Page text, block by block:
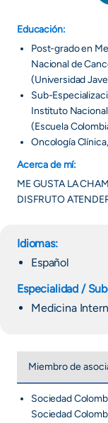
Educación:
Post-grado en
Nacional de
(Universidad
Sub-
Instituto
(Escuela
Oncología
Acerca de mí:
ME GUSTA LA
DISFRUTO
Idiomas:
Español
Especialidad /
Medicina
Miembro de
Sociedad
Sociedad